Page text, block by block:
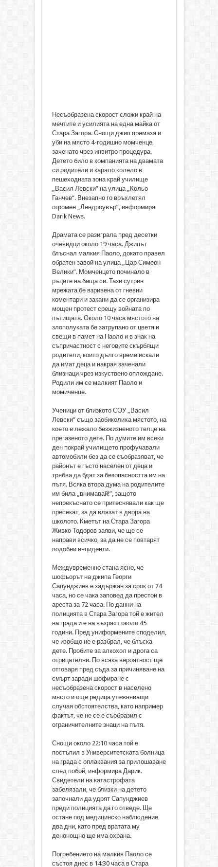
Несъобразена скорост сложи край на
мечтите и усилията на една майка от
Стара Загора. Снощи джип премаза и
уби на място 4-годишно момченце,
заченато чрез инвитро процедура.
Детето било в компанията на двамата
си родители и карало колело в
пешеходната зона край училище
„Васил Левски” на улица „Кольо
Ганчев”. Внезапно го връхлетял
огромен „Лендроувър”, информира
Darik News.
Драмата се разиграла пред десетки
очевидци около 19 часа. Джипът
блъснал малкия Паоло, докато правел
обратен завой на улица „Цар Симеон
Велики”. Момченцето починало в
ръцете на баща си. Тази сутрин
мрежата бе взривена от гневни
коментари и закани да се организира
мощен протест срещу войната по
пътищата. Около 10 часа мястото на
злополуката бе затрупано от цветя и
свещи в памет на Паоло и в знак на
съпричастност с неговите скърбящи
родители, които дълго време искали
да имат деца и накрая заченали
близнаци чрез изкуствено оплождане.
Родили им се малкият Паоло и
момиченце.
Ученици от близкото СОУ „Васил
Левски” също заобиколиха мястото, на
което е лежало безжизненото телце на
прегазеното дете. По думите им всеки
ден покрай училището профучавали
автомобили без да се съобразяват, че
районът е гъсто населен от деца и
трябва да бдят за безопасността им на
пътя. Всяка втора дума на родителите
им била „внимавай!”, защото
непрекъснато се притеснявали как ще
пресекат, за да влязат в двора на
школото. Кметът на Стара Загора
Живко Тодоров заяви, че ще се
направи всичко, за да не се повтарят
подобни инциденти.
Междувременно стана ясно, че
шофьорът на джипа Георги
Сапунджиев е задържан за срок от 24
часа, но се чака заповед да престои в
ареста за 72 часа. По данни на
полицията в Стара Загора той е жител
на града и е на възраст около 45
години. Пред униформените споделил,
че изобщо не е разбрал, че блъска
дете. Пробите за алкохол и дрога са
отрицателни. По всяка вероятност ще
отговаря пред съда за причиняване на
смърт заради шофиране с
несъобразена скорост в населено
място и още редица утежняващи
случая обстоятелства, като например
фактът, че не се е съобразил с
ограничителните знаци на пътя.
Снощи около 22:10 часа той е
постъпил в Университетската болница
на града с оплаквания за прилошаване
след побой, информира Дарик.
Свидетели на катастрофата
забелязали, че близки на детето
започнали да удрят Сапунджиев
преди полицията да го отведе. Ще
остане под медицинско наблюдение
два дни, като пред вратата му
денонощно ще има охрана.
Погребението на малкия Паоло се
състоя днес в 14:30 часа в Стара